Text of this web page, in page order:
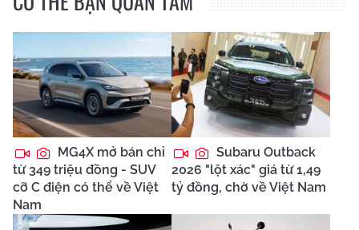
MG4X mở bán chỉ
từ 349 triệu đồng - SUV
cỡ C điện có thể về Việt
Nam
Subaru Outback
2026 "lột xác" giá từ 1,49
tỷ đồng, chờ về Việt Nam